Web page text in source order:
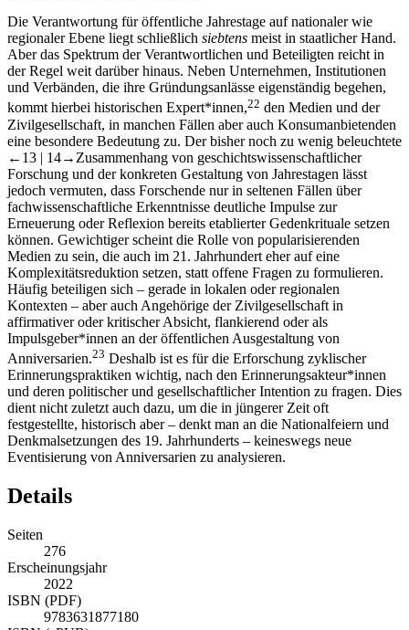
Die Verantwortung für öffentliche Jahrestage auf nationaler wie
regionaler Ebene liegt schließlich siebtens meist in staatlicher Hand.
Aber das Spektrum der Verantwortlichen und Beteiligten reicht in
der Regel weit darüber hinaus. Neben Unternehmen, Institutionen
und Verbänden, die ihre Gründungsanlässe eigenständig begehen,
kommt hierbei historischen Expert*innen,22 den Medien und der
Zivilgesellschaft, in manchen Fällen aber auch Konsumanbietenden
eine besondere Bedeutung zu. Der bisher noch zu wenig beleuchtete
←13 | 14→ Zusammenhang von geschichtswissenschaftlicher
Forschung und der konkreten Gestaltung von Jahrestagen lässt
jedoch vermuten, dass Forschende nur in seltenen Fällen über
fachwissenschaftliche Erkenntnisse deutliche Impulse zur
Erneuerung oder Reflexion bereits etablierter Gedenkrituale setzen
können. Gewichtiger scheint die Rolle von popularisierenden
Medien zu sein, die auch im 21. Jahrhundert eher auf eine
Komplexitätsreduktion setzen, statt offene Fragen zu formulieren.
Häufig beteiligen sich – gerade in lokalen oder regionalen
Kontexten – aber auch Angehörige der Zivilgesellschaft in
affirmativer oder kritischer Absicht, flankierend oder als
Impulsgeber*innen an der öffentlichen Ausgestaltung von
Anniversarien.23 Deshalb ist es für die Erforschung zyklischer
Erinnerungspraktiken wichtig, nach den Erinnerungsakteur*innen
und deren politischer und gesellschaftlicher Intention zu fragen. Dies
dient nicht zuletzt auch dazu, um die in jüngerer Zeit oft
festgestellte, historisch aber – denkt man an die Nationalfeiern und
Denkmalsetzungen des 19. Jahrhunderts – keineswegs neue
Eventisierung von Anniversarien zu analysieren.
Details
Seiten
276
Erscheinungsjahr
2022
ISBN (PDF)
9783631877180